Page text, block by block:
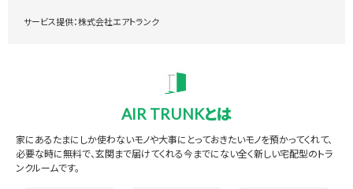
サービス提供：株式会社エアトランク
AIR TRUNKとは
家にあるたまにしか使わないモノや大事にとっておきたいモノを預かってくれて、
必要な時に無料で、玄関まで届けてくれる今までにない全く新しい宅配型のトラ
ンクルームです。